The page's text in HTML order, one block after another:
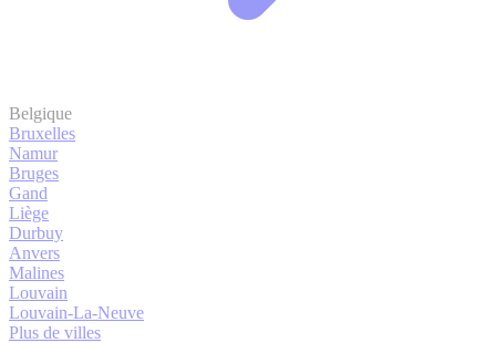
Belgique
Bruxelles
Namur
Bruges
Gand
Liège
Durbuy
Anvers
Malines
Louvain
Louvain-La-Neuve
Plus de villes